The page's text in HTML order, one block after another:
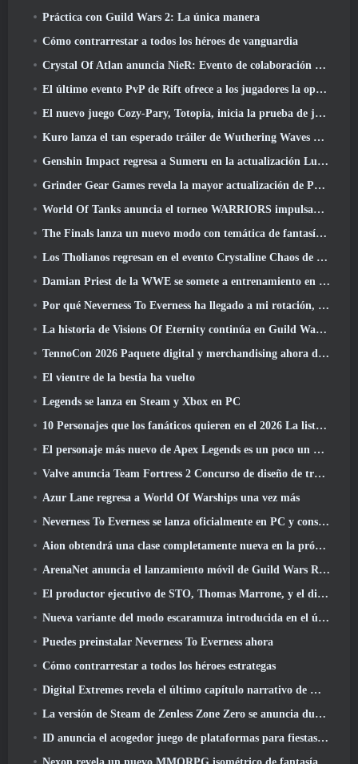
Práctica con Guild Wars 2: La única manera
Cómo contrarrestar a todos los héroes de vanguardia
Crystal Of Atlan anuncia NieR: Evento de colaboración de autómatas
El último evento PvP de Rift ofrece a los jugadores la oportunidad de ganar hasta 4000 Créditos y un nuevo título
El nuevo juego Cozy-Pary, Totopia, inicia la prueba de juego beta cerrada
Kuro lanza el tan esperado tráiler de Wuthering Waves Cyberpunk: Cruce de Edgerunners
Genshin Impact regresa a Sumeru en la actualización Luna VII
Grinder Gear Games revela la mayor actualización de Path Of Exile II hasta el momento, El regreso de los antiguos
World Of Tanks anuncia el torneo WARRIORS impulsado por la comunidad
The Finals lanza un nuevo modo con temática de fantasía medieval, 'Dragon's Claim'
Los Tholianos regresan en el evento Crystaline Chaos de Star Trek Online
Damian Priest de la WWE se somete a entrenamiento en “The Loot Camp” en el tráiler Live Action Burst Fest de Delta Force
Por qué Neverness To Everness ha llegado a mi rotación, Por ahora
La historia de Visions Of Eternity continúa en Guild Wars 2 La próxima semana
TennoCon 2026 Paquete digital y merchandising ahora disponibles para comprar
El vientre de la bestia ha vuelto
Legends se lanza en Steam y Xbox en PC
10 Personajes que los fanáticos quieren en el 2026 La lista de Marvel Rivals es la que tiene más probabilidades de suceder
El personaje más nuevo de Apex Legends es un poco un demonio de la velocidad
Valve anuncia Team Fortress 2 Concurso de diseño de trofeos ÜBERFEST
Azur Lane regresa a World Of Warships una vez más
Neverness To Everness se lanza oficialmente en PC y consolas
Aion obtendrá una clase completamente nueva en la próxima actualización de Dread Blade
ArenaNet anuncia el lanzamiento móvil de Guild Wars Reforged
El productor ejecutivo de STO, Thomas Marrone, y el director creativo de Neverwinter, Randy Mosiondz, hablan sobre los juegos y el futuro de Cryptic.
Nueva variante del modo escaramuza introducida en el último acto de Valorant
Puedes preinstalar Neverness To Everness ahora
Cómo contrarrestar a todos los héroes estrategas
Digital Extremes revela el último capítulo narrativo de Warframe con nuevos cortos de anime
La versión de Steam de Zenless Zone Zero se anuncia durante la versión 2.8 Programa Especial
ID anuncia el acogedor juego de plataformas para fiestas Totopia durante la exhibición de Xbox, Comienza el reclutamiento Beta